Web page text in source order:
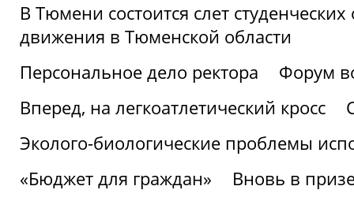
В Тюмени состоится слет
движения в Тюменской области
Персональное дело ректора
Форум
Вперед, на легкоатлетический кросс
Эколого-биологические проблемы
«Бюджет для граждан»
Вновь в